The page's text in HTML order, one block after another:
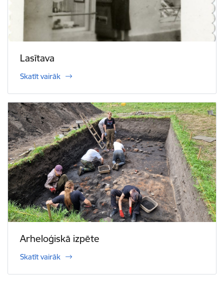
Lasītava
Skatīt vairāk
Arheloģiskā izpēte
Skatīt vairāk